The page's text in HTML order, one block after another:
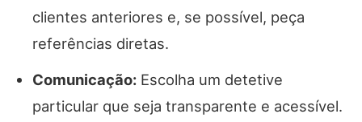
clientes anteriores e, se possível, peça
referências diretas.
Comunicação: Escolha um detetive
particular que seja transparente e acessível.